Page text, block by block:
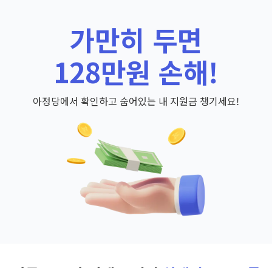
가만히 두면
128만원 손해!
아정당에서 확인하고 숨어있는 내 지원금 챙기세요!